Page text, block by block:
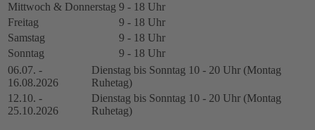
Mittwoch & Donnerstag 9 - 18 Uhr
Freitag
9 - 18 Uhr
Samstag
9 - 18 Uhr
Sonntag
9 - 18 Uhr
06.07. -
16.08.2026
Dienstag bis Sonntag 10 - 20 Uhr (Montag
Ruhetag)
12.10. -
25.10.2026
Dienstag bis Sonntag 10 - 20 Uhr (Montag
Ruhetag)